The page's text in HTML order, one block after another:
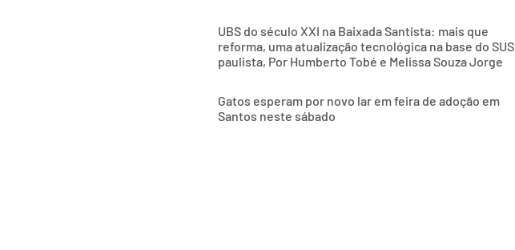
UBS do século XXI na Baixada Santista: mais que
reforma, uma atualização tecnológica na base do SUS
paulista, Por Humberto Tobé e Melissa Souza Jorge
Gatos esperam por novo lar em feira de adoção em
Santos neste sábado